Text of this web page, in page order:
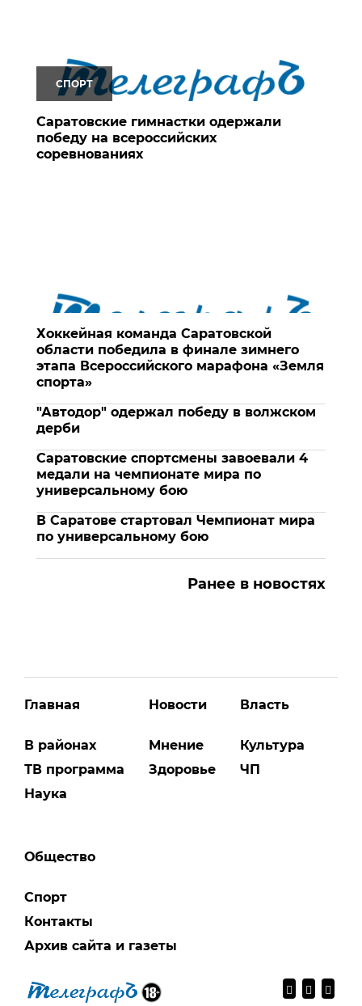
СПОРТ
Саратовские гимнастки одержали
победу на всероссийских
соревнованиях
Хоккейная команда Саратовской
области победила в финале зимнего
этапа Всероссийского марафона «Земля
спорта»
"Автодор" одержал победу в волжском
дерби
Саратовские спортсмены завоевали 4
медали на чемпионате мира по
универсальному бою
В Саратове стартовал Чемпионат мира
по универсальному бою
Ранее в новостях
Главная
В районах
ТВ программа
Наука
Новости
Мнение
Здоровье
Власть
Культура
ЧП
Общество
Спорт
Контакты
Архив сайта и газеты